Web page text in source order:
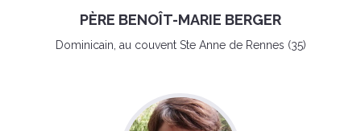
PÈRE BENOÎT-MARIE BERGER
Dominicain, au couvent Ste Anne de Rennes (35)